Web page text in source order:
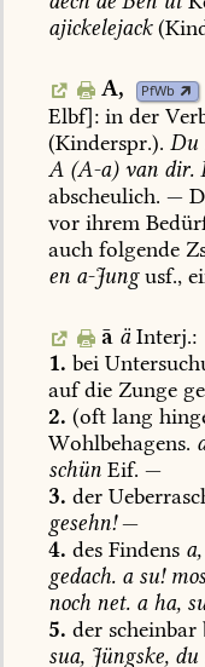
ajickelejack
A, PfWb
Elbf]: in der
(Kinderspr.). Du
A (A-a)van dir.
abscheulich. —
vor ihrem
auch folgende
en a-Jungusf.,
ā äInterj.:
1. bei
aufdie Zunge
2. (oft lang
Wohlbehagens.
schün Eif. —
3. der
gesehn!—
4. des Findens a,
gedach. asu!
noch net. aha,
5. der scheinbar
sua, Jüngske, du